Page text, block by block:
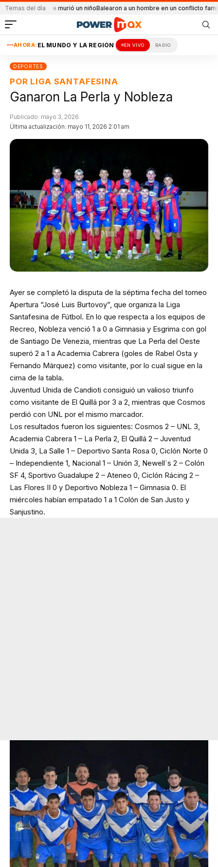
Temas del día
en el que murió un niñoBalearon a un hombre en un conflicto familiarMás
AHORA: EL MUNDO Y LA REGIÓN EN VIVO RADIO
DEPORTES
POR LIGA SANTAFESINA
Ganaron La Perla y Nobleza
Última actualización: mayo 11, 2026 2:01 am
Publicado: mayo 3, 2026
Ayer se completó la disputa de la séptima fecha del torneo
Apertura “José Luis Burtovoy”, que organiza la Liga
Santafesina de Fútbol. En lo que respecta a los equipos de
Recreo, Nobleza venció 1 a 0 a Gimnasia y Esgrima con gol
de Santiago De Venezia, mientras que La Perla del Oeste
superó 2 a 1 a Academia Cabrera (goles de Rabel Osta y
Fernando Márquez) como visitante, por lo cual sigue en la
cima de la tabla.
Juventud Unida de Candioti consiguió un valioso triunfo
como visitante de El Quillá por 3 a 2, mientras que Cosmos
perdió con UNL por el mismo marcador.
Los resultados fueron los siguientes: Cosmos 2 – UNL 3,
Academia Cabrera 1 – La Perla 2, El Quillá 2 – Juventud
Unida 3, La Salle 1 – Deportivo Santa Rosa 0, Ciclón Norte 0
– Independiente 1, Nacional 1 – Unión 3, Newell´s 2 – Colón
SF 4, Sportivo Guadalupe 2 – Ateneo 0, Ciclón Rácing 2 –
Las Flores II 0 y Deportivo Nobleza 1 – Gimnasia 0. El
miércoles habían empatado 1 a 1 Colón de San Justo y
Sanjustino.